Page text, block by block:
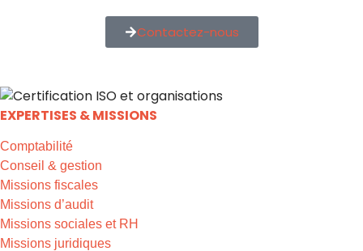
Contactez-nous
EXPERTISES & MISSIONS
Comptabilité
Conseil & gestion
Missions fiscales
Missions d’audit
Missions sociales et RH
Missions juridiques